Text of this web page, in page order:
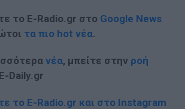
το E-Radio.gr στο Google News
τα πιο hot νέα.
νέα, μπείτε στην ροή
Daily.gr
το E-Radio.gr και στο Instagram